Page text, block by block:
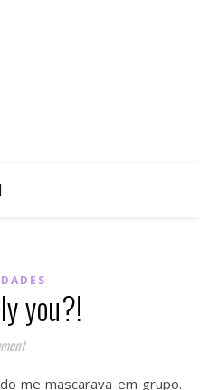
you?!
me mascarava em grupo.